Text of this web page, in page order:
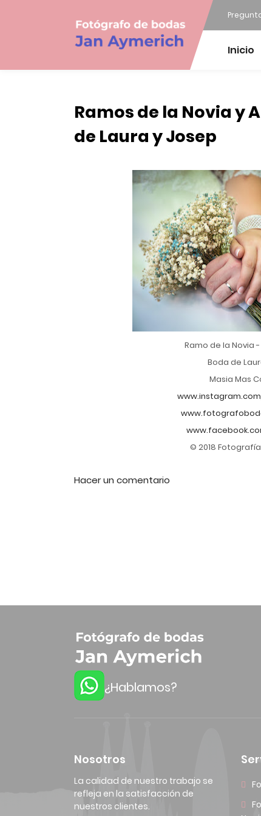
Inicio
Ramos de la Novia y
de Laura y Josep
Ramo de la Novia
Boda de
Masia Mas
© 2018
Hacer un comentario
¿Hablamos?
Nosotros
La calidad de nuestro trabajo se
refleja en la satisfacción de
nuestros clientes.